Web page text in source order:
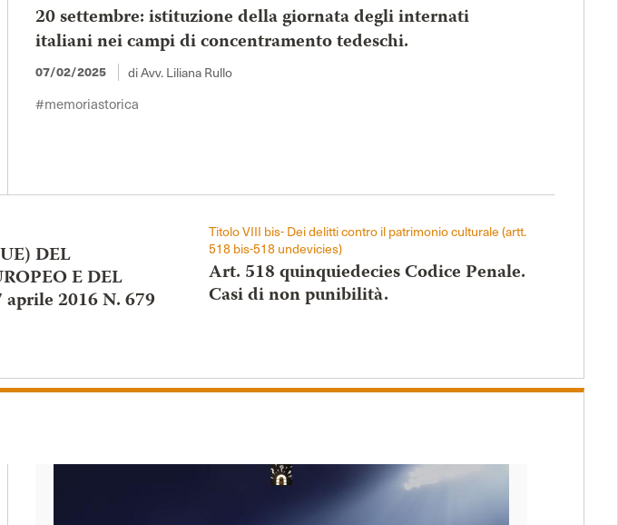
20 settembre: istituzione della giornata degli internati
italiani nei campi di concentramento tedeschi.
07/02/2025 di Avv. Liliana Rullo
#memoriastorica
DEL
E DEL
2016 N. 679
Titolo VIII bis- Dei delitti contro il patrimonio culturale (artt.
518 bis-518 undevicies)
Art. 518 quinquiedecies Codice Penale.
Casi di non punibilità.